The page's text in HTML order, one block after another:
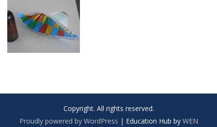
Copyright. All rights reserved.
Proudly powered by WordPress | Education Hub by WEN